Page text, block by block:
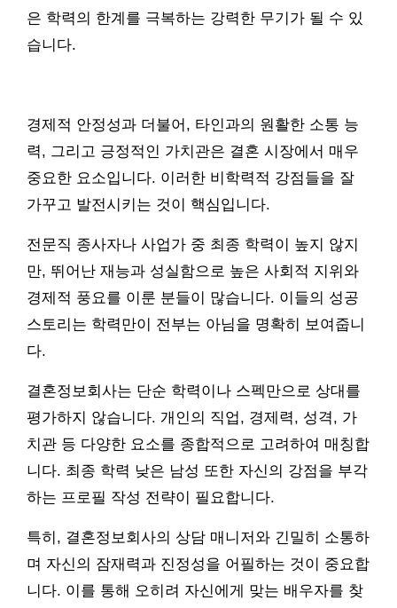
은 학력의 한계를 극복하는 강력한 무기가 될 수 있
습니다.
경제적 안정성과 더불어, 타인과의 원활한 소통 능
력, 그리고 긍정적인 가치관은 결혼 시장에서 매우
중요한 요소입니다. 이러한 비학력적 강점들을 잘
가꾸고 발전시키는 것이 핵심입니다.
전문직 종사자나 사업가 중 최종 학력이 높지 않지
만, 뛰어난 재능과 성실함으로 높은 사회적 지위와
경제적 풍요를 이룬 분들이 많습니다. 이들의 성공
스토리는 학력만이 전부는 아님을 명확히 보여줍니
다.
결혼정보회사는 단순 학력이나 스펙만으로 상대를
평가하지 않습니다. 개인의 직업, 경제력, 성격, 가
치관 등 다양한 요소를 종합적으로 고려하여 매칭합
니다. 최종 학력 낮은 남성 또한 자신의 강점을 부각
하는 프로필 작성 전략이 필요합니다.
특히, 결혼정보회사의 상담 매니저와 긴밀히 소통하
며 자신의 잠재력과 진정성을 어필하는 것이 중요합
니다. 이를 통해 오히려 자신에게 맞는 배우자를 찾